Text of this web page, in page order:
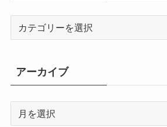
リ
ー
アーカイブ